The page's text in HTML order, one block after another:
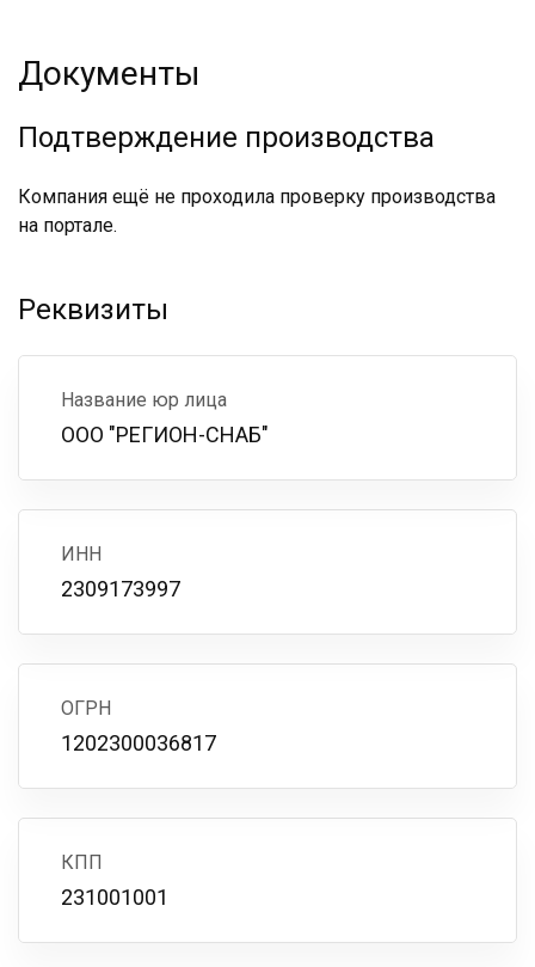
Документы
Подтверждение производства
Компания ещё не проходила проверку производства
на портале.
Реквизиты
Название юр лица
ООО "РЕГИОН-СНАБ"
ИНН
2309173997
ОГРН
1202300036817
КПП
231001001